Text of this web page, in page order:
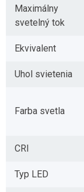
Maximálny
svetelný tok
Ekvivalent
Uhol svietenia
Farba svetla
CRI
Typ LED